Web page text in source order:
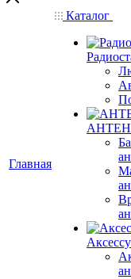
Главная
Каталог